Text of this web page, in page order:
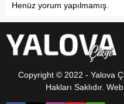
Ercan ve...
Henüz yorum yapılmamış.
Copyright © 2022 - Yalova
Hakları Saklıdır.